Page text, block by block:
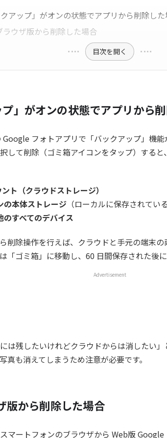
アップ」がオンの状態でアプリから削除し
ラウザ版から削除した場合
目次を開く
」がオンの状態でアプリから
フォトアプリで「バックアップ」機
して削除（ゴミ箱アイコンをタップ）すると、
ト（クラウドストレージ）
の本体ストレージ （ローカルに保存されてい
のすべてのデバイス
削除操作を行えば、クラウドと手元の端末
「ゴミ箱」に移動し、60 日間保存された後に
Advertisement
は残したいけれどクラウドからは消したい
真も消えてしまうため注意が必要です。
版から削除した場合
マートフォンのブラウザから Web版